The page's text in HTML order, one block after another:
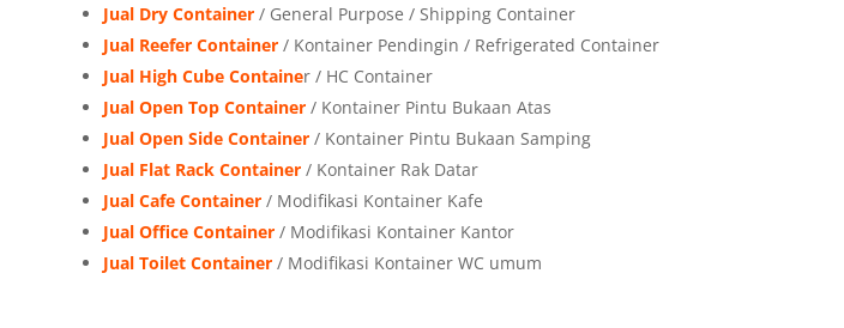
Jual Dry Container/ General Purpose / Shipping Container
Jual Reefer Container/ Kontainer Pendingin / Refrigerated Container
Jual High Cube Container / HC Container
Jual Open Top Container/ Kontainer Pintu Bukaan Atas
Jual Open Side Container/ Kontainer Pintu Bukaan Samping
Jual Flat Rack Container/ Kontainer Rak Datar
Jual Cafe Container/ Modifikasi Kontainer Kafe
Jual Office Container/ Modifikasi Kontainer Kantor
Jual Toilet Container/ Modifikasi Kontainer WC umum